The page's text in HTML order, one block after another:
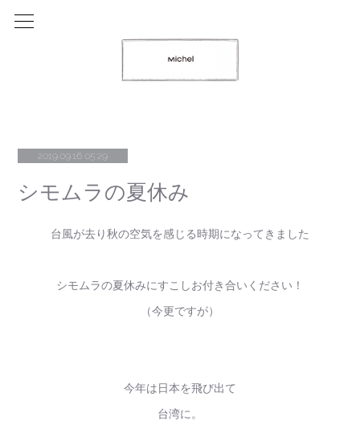
2019.09.16 05:29
シモムラの夏休み
台風が去り秋の空気を感じる時期になってきました
シモムラの夏休みにすこしお付き合いください！
（今更ですが）
今年は日本を飛び出て
台湾に。